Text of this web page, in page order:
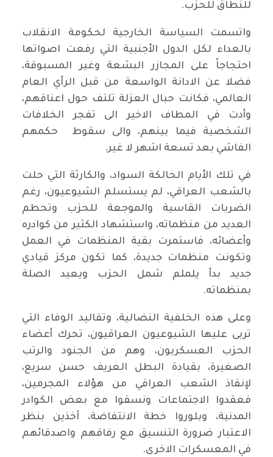
للنطاق للحزب.
واتسمت السياسة الخارجية لحكومة الانقلاب
بالعداء لكل الدول الأجنبية التي رفعت اصواتها
احتجاجاً على المجازر البشعة وغير المسبوقة،
فضلا عن الادانة الواسعة من قبل الرأي العام
العالمي، فكانت حبال العزلة تلتف حول اعناقهم،
وأدت في المطاف الاخير الى تفجر الخلافات
الشخصية فيما بينهم، والى سقوط حكمهم
الفاشي بعد تسعة اشهر لا غير.
في تلك الأيام الحالكة السواد، والكارثة التي حلت
بالشعب العراقي، لم يستسلم الشيوعيون، رغم
الضربات القاسية والموجعة للحزب وتحطم
العديد من منظماته، واستشهاد الكثير من كوادره
وأعضائه، فاستمرت بقية المنظمات في العمل
وتكونت منظمات جديدة، كما تكون مركز قيادي
جديد بدأ يلملم شمل الحزب ويعيد الصلة
بمنظماته.
وعلى هذه الخلفية النضالية، وتقاليد الوفاء التي
تربى عليها الشيوعيون العراقيون، تحرك أعضاء
الحزب العسكريون، وهم من الجنود والرتب
الصغيرة، بقيادة البطل العريف حسن سريع،
لإنقاذ الشعب العراقي من هؤلاء المجرمين،
فعقدوا الاجتماعات ونسقوا مع بعض الكوادر
المدنية، وبلوروا خطة الانتفاضة، آخذين بنظر
الاعتبار ضرورة التنسيق مع رفاقهم واصدقائهم
في المعسكرات الاخرى.